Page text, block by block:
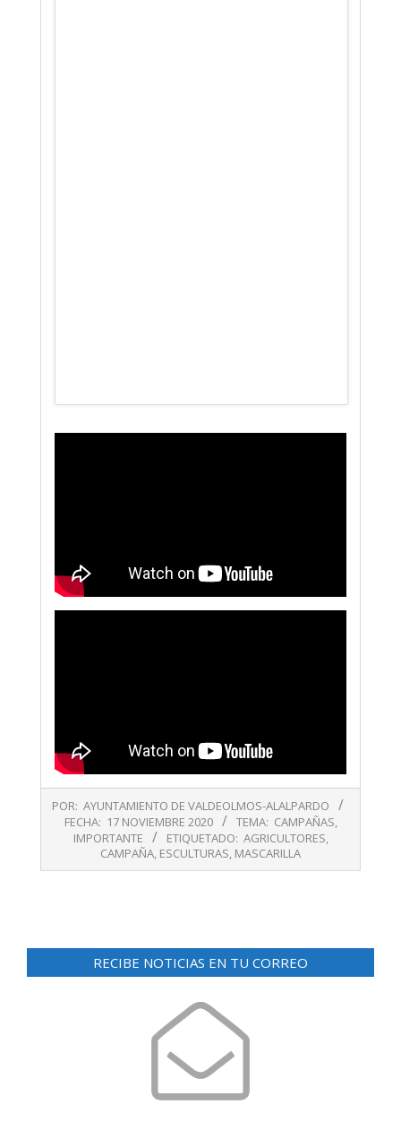
11-
POR: AYUNTAMIENTO DE VALDEOLMOS-ALALPARDO
FECHA: 17 NOVIEMBRE 2020 TEMA: CAMPAÑAS,
IMPORTANTE
ETIQUETADO: AGRICULTORES,
CAMPAÑA, ESCULTURAS, MASCARILLA
RECIBE NOTICIAS EN TU CORREO